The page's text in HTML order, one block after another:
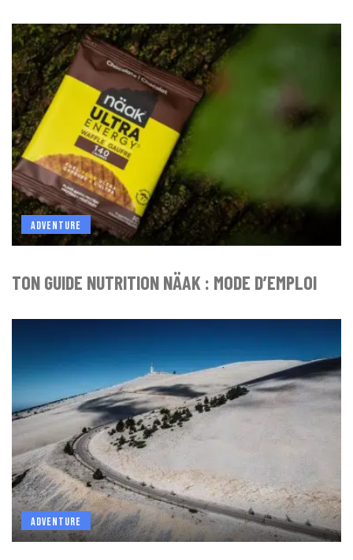
ADVENTURE
TON GUIDE NUTRITION NÄAK : MODE D’EMPLOI
ADVENTURE